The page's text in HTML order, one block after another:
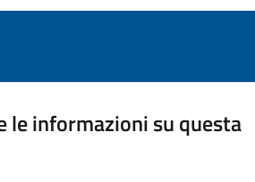
le informazioni su questa